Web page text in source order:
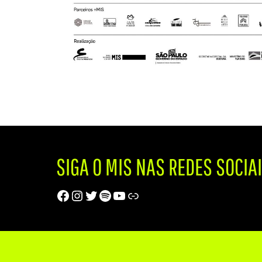
SIGA O MIS NAS REDES
Facebook
Instagram
Twitter
Spotify
Youtube
Trip Advisor